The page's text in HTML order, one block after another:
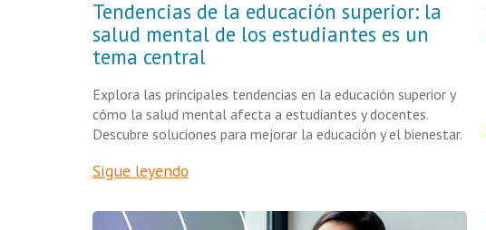
Tendencias de la educación superior: la
salud mental de los estudiantes es un
tema central
Explora las principales tendencias en la educación superior y
cómo la salud mental afecta a estudiantes y docentes.
Descubre soluciones para mejorar la educación y el bienestar.
Sigue leyendo